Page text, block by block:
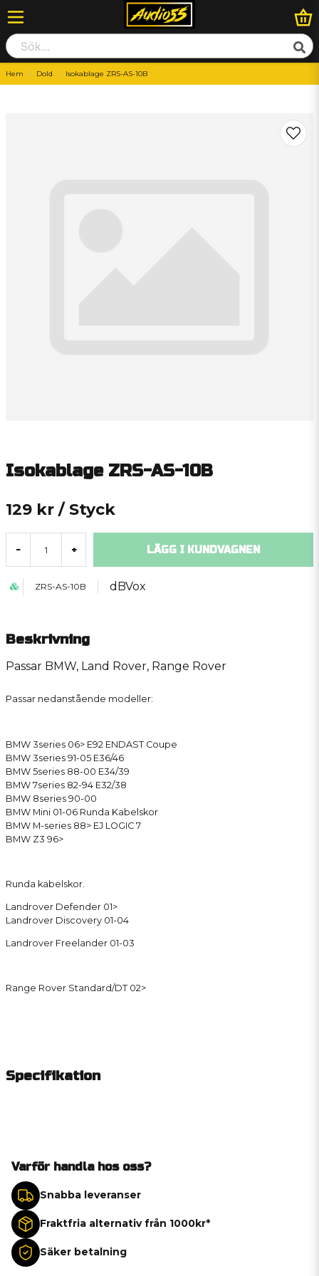
Hem Dold Isokablage ZRS-AS-10B
Isokablage ZRS-AS-10B
129 kr / Styck
- + LÄGG I KUNDVAGNEN
ZRS-AS-10B dBVox
Beskrivning
Passar BMW, Land Rover, Range Rover
Passar nedanstående modeller:
BMW 3series 06> E92 ENDAST Coupe
BMW 3series 91-05 E36/46
BMW 5series 88-00 E34/39
BMW 7series 82-94 E32/38
BMW 8series 90-00
BMW Mini 01-06 Runda Kabelskor
BMW M-series 88> EJ LOGIC 7
BMW Z3 96>
Runda kabelskor.
Landrover Defender 01>
Landrover Discovery 01-04
Landrover Freelander 01-03
Range Rover Standard/DT 02>
Specifikation
Varför handla hos oss?
Snabba leveranser
Fraktfria alternativ från 1000kr*
Säker betalning